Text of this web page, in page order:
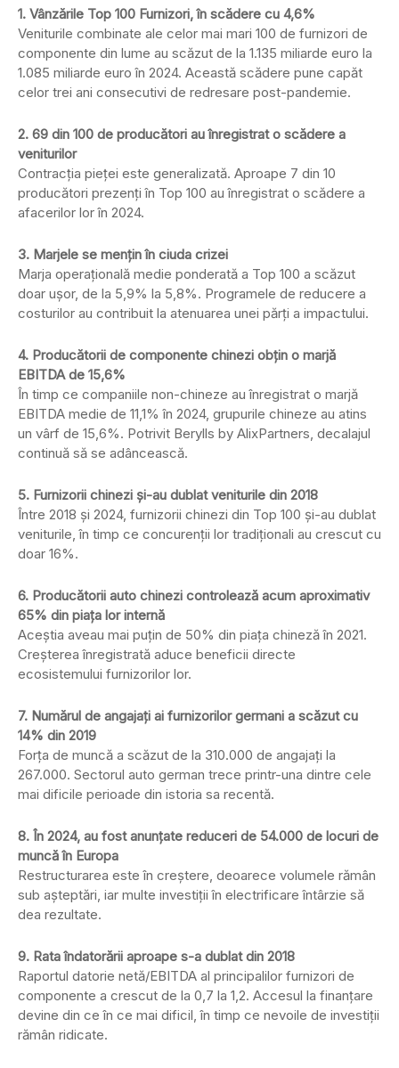
1. Vânzările Top 100 Furnizori, în scădere cu 4,6%
Veniturile combinate ale celor mai mari 100 de furnizori de
componente din lume au scăzut de la 1.135 miliarde euro la
1.085 miliarde euro în 2024. Această scădere pune capăt
celor trei ani consecutivi de redresare post-pandemie.
2. 69 din 100 de producători au înregistrat o scădere a
veniturilor
Contracția pieței este generalizată. Aproape 7 din 10
producători prezenți în Top 100 au înregistrat o scădere a
afacerilor lor în 2024.
3. Marjele se mențin în ciuda crizei
Marja operațională medie ponderată a Top 100 a scăzut
doar ușor, de la 5,9% la 5,8%. Programele de reducere a
costurilor au contribuit la atenuarea unei părți a impactului.
4. Producătorii de componente chinezi obțin o marjă
EBITDA de 15,6%
În timp ce companiile non-chineze au înregistrat o marjă
EBITDA medie de 11,1% în 2024, grupurile chineze au atins
un vârf de 15,6%. Potrivit Berylls by AlixPartners, decalajul
continuă să se adâncească.
5. Furnizorii chinezi și-au dublat veniturile din 2018
Între 2018 și 2024, furnizorii chinezi din Top 100 și-au dublat
veniturile, în timp ce concurenții lor tradiționali au crescut cu
doar 16%.
6. Producătorii auto chinezi controlează acum aproximativ
65% din piața lor internă
Aceștia aveau mai puțin de 50% din piața chineză în 2021.
Creșterea înregistrată aduce beneficii directe
ecosistemului furnizorilor lor.
7. Numărul de angajați ai furnizorilor germani a scăzut cu
14% din 2019
Forța de muncă a scăzut de la 310.000 de angajați la
267.000. Sectorul auto german trece printr-una dintre cele
mai dificile perioade din istoria sa recentă.
8. În 2024, au fost anunțate reduceri de 54.000 de locuri de
muncă în Europa
Restructurarea este în creștere, deoarece volumele rămân
sub așteptări, iar multe investiții în electrificare întârzie să
dea rezultate.
9. Rata îndatorării aproape s-a dublat din 2018
Raportul datorie netă/EBITDA al principalilor furnizori de
componente a crescut de la 0,7 la 1,2. Accesul la finanțare
devine din ce în ce mai dificil, în timp ce nevoile de investiții
rămân ridicate.